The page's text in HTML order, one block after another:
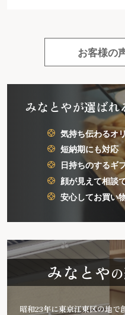
お客様の
みなとやが選ばれ
気持ち伝わるオ
短納期にも対応
日持ちのするギ
顔が見えて相談
安心してお買い
みなとやの
昭和23年に東京江東区の地で